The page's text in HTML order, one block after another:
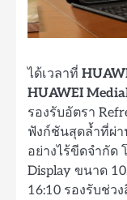
ได้เวลาที่
HUAWEI
รองรับอัตรา
ฟังก์ชันสุดล้ำที่ผ่
อย่างไร้ขีดจำกัด
Display ขนาด
16:10 รองรับช่ว